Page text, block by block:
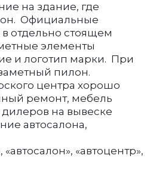
на здание, где
Официальные
отдельно стоящем
элементы
и логотип марки. При
пилон.
центра хорошо
ремонт, мебель
на вывеске
автосалона,
«автоцентр»,